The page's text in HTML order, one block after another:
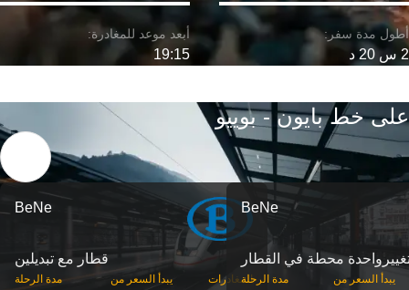
2 س 20 د 19:15
على خط بايون - بوييو
BeNe
قطار مع تبديلين
مدة الرحلة ‎يبدأ السعر من ‎المغادرات
BeNe
محطة في القطار
مدة الرحلة ‎يبدأ السعر من